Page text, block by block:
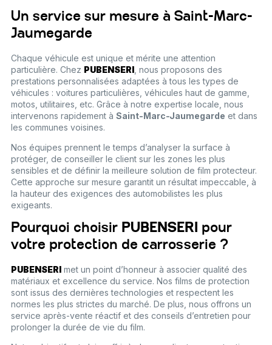
Un service sur mesure à Saint-Marc-
Jaumegarde
Chaque véhicule est unique et mérite une attention
particulière. Chez PUBENSERI, nous proposons des
prestations personnalisées adaptées à tous les types de
véhicules : voitures particulières, véhicules haut de gamme,
motos, utilitaires, etc. Grâce à notre expertise locale, nous
intervenons rapidement à Saint-Marc-Jaumegarde et dans
les communes voisines.
Nos équipes prennent le temps d’analyser la surface à
protéger, de conseiller le client sur les zones les plus
sensibles et de définir la meilleure solution de film protecteur.
Cette approche sur mesure garantit un résultat impeccable, à
la hauteur des exigences des automobilistes les plus
exigeants.
Pourquoi choisir PUBENSERI
pour
votre protection de carrosserie ?
PUBENSERImet un point d’honneur à associer qualité des
matériaux et excellence du service. Nos films de protection
sont issus des dernières technologies et respectent les
normes les plus strictes du marché. De plus, nous offrons un
service après-vente réactif et des conseils d’entretien pour
prolonger la durée de vie du film.